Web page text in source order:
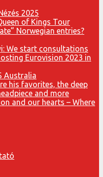
2025
Norwegian entries?
We start consultations
Eurovision 2023 in
his favorites, the deep
and more
and our hearts – Where